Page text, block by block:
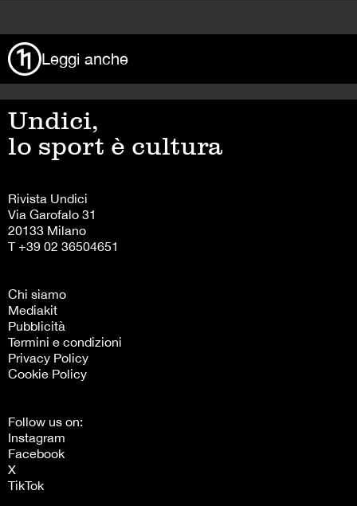
Leggi anche
Undici,
lo sport è cultura
Rivista Undici
Via Garofalo 31
20133 Milano
T +39 02 36504651
Chi siamo
Mediakit
Pubblicità
Termini e condizioni
Privacy Policy
Cookie Policy
Follow us on:
Instagram
Facebook
X
TikTok